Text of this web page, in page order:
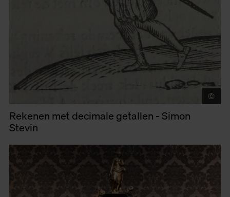
©
Rekenen met decimale getallen - Simon
Stevin